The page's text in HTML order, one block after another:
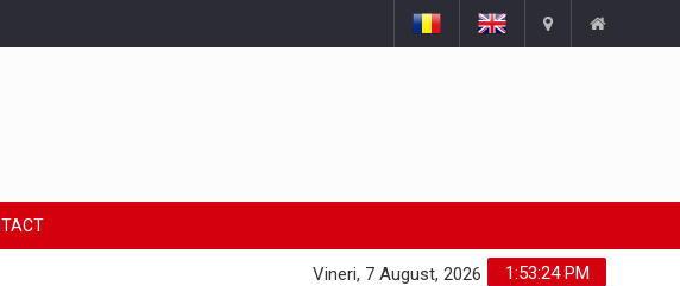
1:53:25 PM
Vineri, 7 August, 2026